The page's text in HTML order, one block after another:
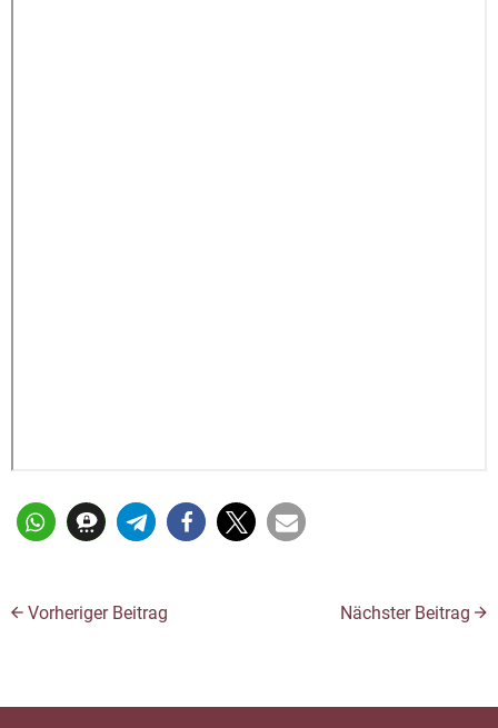
Vorheriger Beitrag Nächster Beitrag